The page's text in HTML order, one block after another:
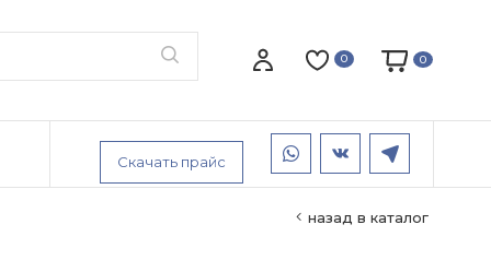
0 0
Скачать прайс
назад в каталог